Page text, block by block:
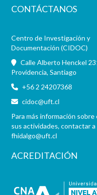
CONTÁCTANOS
Centro de Investigación y
Documentación (CIDOC)
Calle Alberto Henckel
Providencia, Santiago
+56 2 24207368
cidoc@uft.cl
Para más información
sus actividades, contactar a
fhidalgo@uft.cl
ACREDITACIÓN